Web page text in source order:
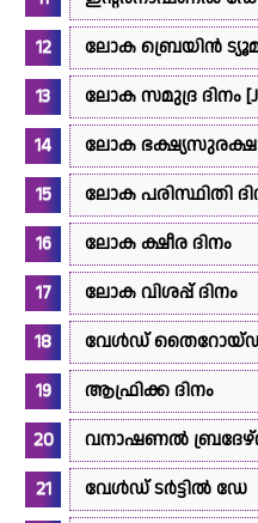
ലോക ബ്രെയിൻ ട്യൂമർ
ലോക സമുദ്ര ദിനം
ലോക ഭക്ഷ്യസുരക്ഷാ
ലോക പരിസ്ഥിതി
ലോക ക്ഷീര ദിനം
ലോക വിശപ്പ് ദിനം
വേൾഡ്
ആഫ്രിക്ക ദിനം
വനാഷണൽ
വേൾഡ് ടർട്ടിൽ ഡേ